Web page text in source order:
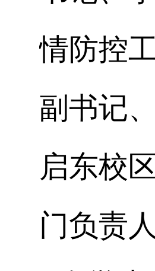
情防控
副书记
启东校
门负责